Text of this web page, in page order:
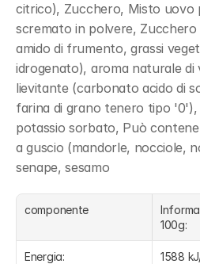
citrico), Zucchero, Misto
scremato in polvere,
amido di frumento, grassi
idrogenato), aroma naturale di
lievitante (carbonato acido di
farina di grano tenero tipo '0'),
potassio sorbato, Può
a guscio (mandorle, nocciole,
senape, sesamo
componente
100g:
Energia: 1588